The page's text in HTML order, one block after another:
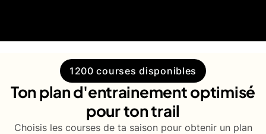
1200 courses disponibles
Ton plan d'entrainement optimisé
pour ton trail
Choisis les courses de ta saison pour obtenir un plan